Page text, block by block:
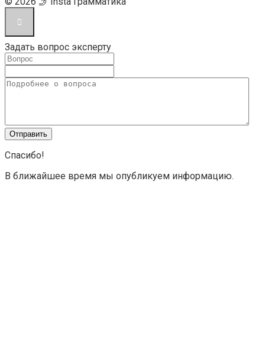
Задать вопрос эксперту
Спасибо!
В ближайшее время мы опубликуем информацию.